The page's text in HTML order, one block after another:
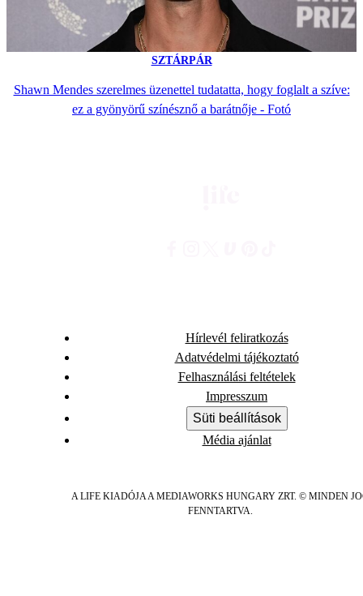
SZTÁRPÁR
Shawn Mendes szerelmes üzenettel tudatatta, hogy foglalt a szíve:
ez a gyönyörű színésznő a barátnője - Fotó
Hírlevél feliratkozás
Adatvédelmi tájékoztató
Felhasználási feltételek
Impresszum
Süti beállítások
Média ajánlat
A LIFE KIADÓJA A MEDIAWORKS HUNGARY ZRT. © MINDEN
FENNTARTVA.